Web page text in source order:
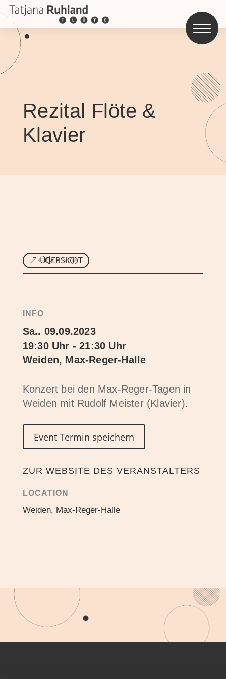
Rezital Flöte &
Klavier
ÜBERSICHT
INFO
Sa.. 09.09.2023
19:30 Uhr - 21:30 Uhr
Weiden, Max-Reger-Halle
Konzert bei den Max-Reger-Tagen in
Weiden mit Rudolf Meister (Klavier).
Event Termin speichern
ZUR WEBSITE DES VERANSTALTERS
LOCATION
Weiden, Max-Reger-Halle